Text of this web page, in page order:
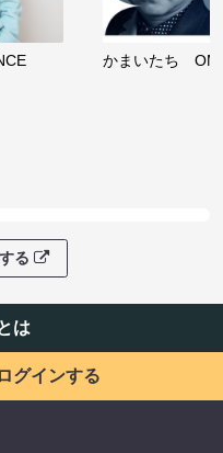
かまいたち
る
は
グインする